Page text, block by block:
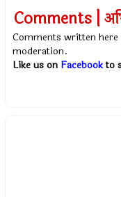
Comments |
Comments written
moderation.
Like us on Facebookto